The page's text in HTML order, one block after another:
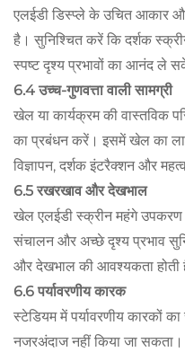
एलईडी डिस्प्ले के उचित आकार
है। सुनिश्चित करें कि दर्शक
स्पष्ट दृश्य प्रभावों का आनंद ले
6.4 उच्च-गुणवत्ता वाली सामग्री
खेल या कार्यक्रम की वास्तविक
का प्रबंधन करें। इसमें खेल का
विज्ञापन, दर्शक इंटरैक्शन और
6.5 रखरखाव और देखभाल
खेल एलईडी स्क्रीन महंगे उपकरण
संचालन और अच्छे दृश्य प्रभाव
और देखभाल की आवश्यकता होती
6.6 पर्यावरणीय कारक
स्टेडियम में पर्यावरणीय कारकों
नजरअंदाज नहीं किया जा सकता।